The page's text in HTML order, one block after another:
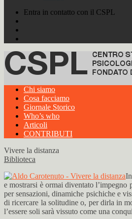
Entra in contatto con il CSPL
Chi siamo
Cosa facciamo
Giornale Storico
Who’s who
Articoli
CONTRIBUTI
Vivere la distanza
Biblioteca
e mostrarsi è ormai diventato l’impegno
per sensazioni, dinamiche psichiche e
di ricercare la solitudine o, per dirla in
l’essere soli sarà vissuto come una